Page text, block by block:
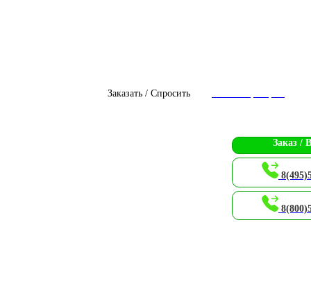
Заказать / Спросить
Заказ /